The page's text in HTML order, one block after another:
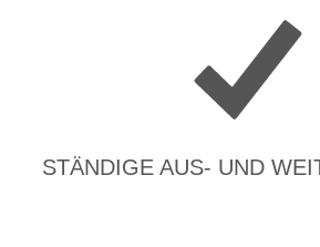
STÄNDIGE AUS- UND